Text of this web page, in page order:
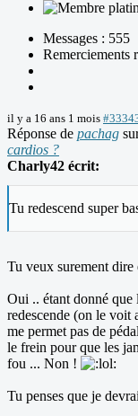
Messages : 555
Remerciements
il y a 16 ans 1 mois
Réponse de pachag
cardios ?
Charly42 écrit:
Tu redescend super
Tu veux surement dire
Oui .. étant donné que
redescende (on le voit
me permet pas de
le frein pour que les
fou ... Non !
Tu penses que je